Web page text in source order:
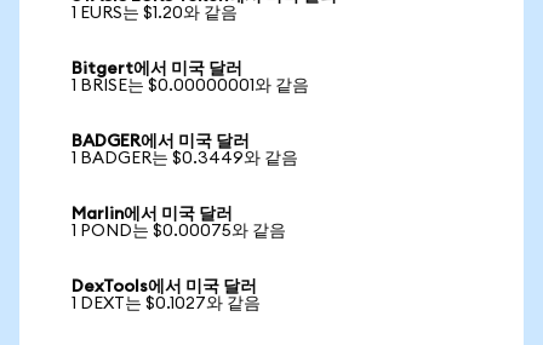
1 EURS는 $1.20와 같음
Bitgert에서 미국 달러
1 BRISE는 $0.00000001와 같음
BADGER에서 미국 달러
1 BADGER는 $0.3449와 같음
Marlin에서 미국 달러
1 POND는 $0.00075와 같음
DexTools에서 미국 달러
1 DEXT는 $0.1027와 같음